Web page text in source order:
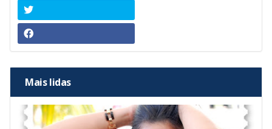
Mais lidas